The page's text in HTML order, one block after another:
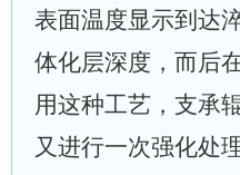
表面温度显示到达
体化层深度，而后
用这种工艺，支承
又进行一次强化处